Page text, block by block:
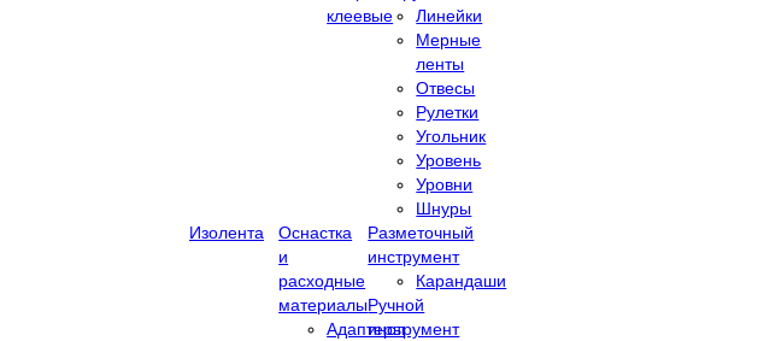
клеевые
Линейки
Мерные
ленты
Отвесы
Рулетки
Угольник
Уровень
Уровни
Шнуры
Изолента
Оснастка
и
расходные
материалы
Адаптеры
Разметочный
инструмент
Карандаши
Ручной
инструмент